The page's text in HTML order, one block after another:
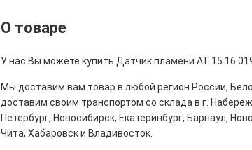
О товаре
У нас Вы можете купить Датчик пламени АТ
Мы доставим вам товар в любой регион России,
доставим своим транспортом со склада в г.
Петербург, Новосибирск, Екатеринбург, Барнаул,
Чита, Хабаровск и Владивосток.